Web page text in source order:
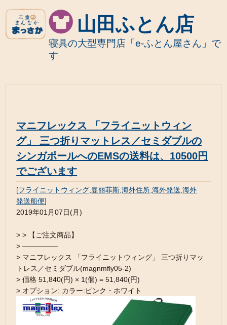
山田ふとん店
寝具の大型専門店「e-ふとん屋さん」で
す
マニフレックス 「フライニットウィン
グ」 三つ折りマットレス／セミダブルの
シンガポールへのEMSの送料は、10500円
でございます
[フライニットウィング 曼丽菲斯 ,海外住所 ,海外発送 ,海外
発送船便]
2019年01月07日(月)
> > 【ご注文商品】
> —————
> マニフレックス 「フライニットウィング」 三つ折りマッ
トレス／セミダブル(magnmfly05-2)
> 価格 51,840(円) × 1(個) = 51,840(円)
> オプション: カラー:ピンク・ホワイト